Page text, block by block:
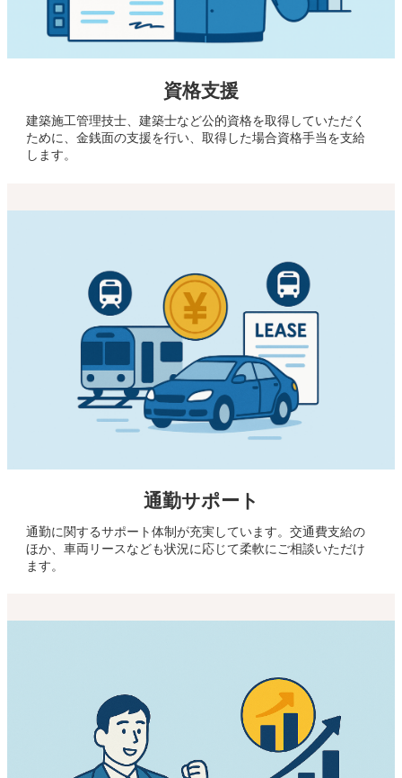
資格支援
建築施工管理技士、建築士など公的資格を取得していただく
ために、金銭面の支援を行い、取得した場合資格手当を支給
します。
通勤サポート
通勤に関するサポート体制が充実しています。交通費支給の
ほか、車両リースなども状況に応じて柔軟にご相談いただけ
ます。